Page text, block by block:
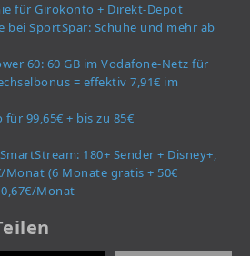
für Girokonto + Direkt-Depot
bei SportSpar: Schuhe und mehr ab
60: 60 GB im Vodafone-Netz für
= effektiv 7,91€ im
99,65€ + bis zu 85€
180+ Sender + Disney+,
Monat (6 Monate gratis + 50€
Monat